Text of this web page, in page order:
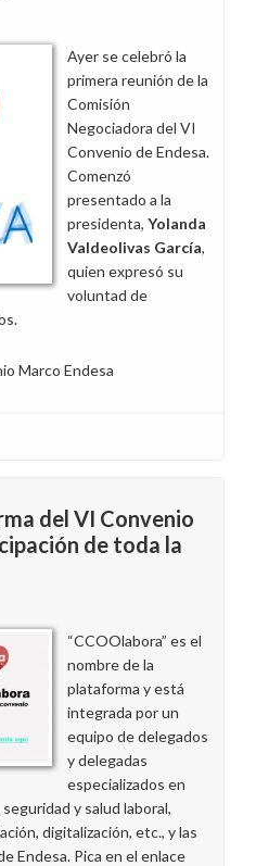
Ayer se celebró la
primera reunión de la
Comisión
Negociadora del VI
Convenio de Endesa.
Comenzó
presentado a la
presidenta, Yolanda
Valdeolivas García,
quien expresó su
voluntad de
Marco Endesa
del VI Convenio
de toda la
“CCOOlabora” es el
nombre de la
plataforma y está
integrada por un
equipo de delegados
y delegadas
especializados en
y salud laboral,
digitalización, etc., y las
Endesa. Pica en el enlace